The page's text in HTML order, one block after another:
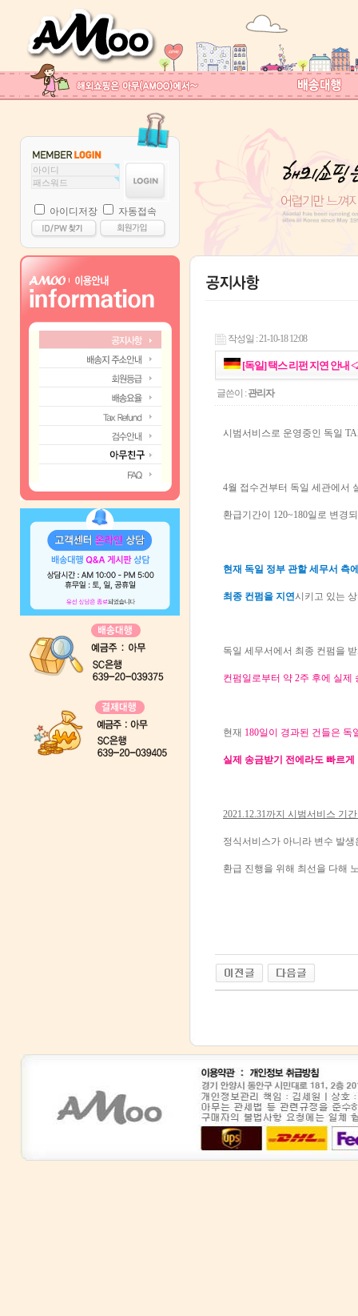
아이디저장 자동접속
작성일 : 21-10-18 12:08
[독일] 택스 리펀 지연 안내
글쓴이 : 관리자
시범서비스로 운영중인 독일
4월 접수건부터 독일 세관에서
환급기간이 120~180일로 변경
현재 독일 정부 관할 세무서 측
최종 컨펌을 지연시키고 있는
독일 세무서에서 최종 컨펌을
컨펌일로부터 약 2주 후에 실제
현재 180일이 경과된 건들은
실제 송금받기 전에라도 빠르게
2021.12.31까지 시범서비스 기
정식서비스가 아니라 변수 발
환급 진행을 위해 최선을 다해